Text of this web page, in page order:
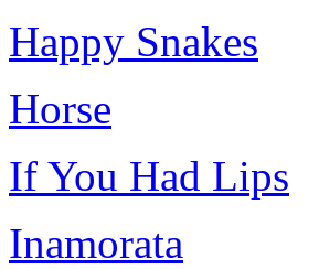
Happy Snakes
Horse
If You Had Lips
Inamorata